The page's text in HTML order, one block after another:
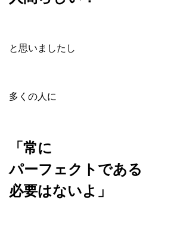
と思いましたし
多くの人に
「常に
パーフェクトである
必要はないよ」